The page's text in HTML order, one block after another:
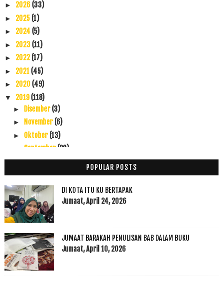
► 2026 (33)
► 2025 (1)
► 2024 (5)
► 2023 (11)
► 2022(17)
► 2021 (45)
► 2020 (49)
▼ 2019(118)
► Disember(3)
► November(6)
► Oktober(13)
September(20)
►Ogos(9)
►Julai(3)
►Jun(3)
►Mei(15)
▼April(14)
Syiling Peringatan Tun Mahathir Dengan Emas 999: J...
Homestay Purnama 'Annur Gerik: Homestay Murah dan ...
Cara Membeli Travel Insurance Secara Online Murah ...
POPULAR POSTS
DI KOTA ITU KU BERTAPAK
Jumaat, April 24, 2026
JUMAAT BARAKAH PENULISAN BAB DALAM BUKU
Jumaat, April 10, 2026